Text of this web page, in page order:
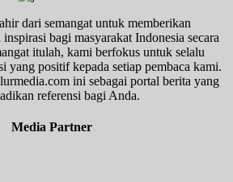
dari semangat untuk memberikan
bagi masyarakat Indonesia secara
itulah, kami berfokus untuk selalu
yang positif kepada setiap pembaca kami.
ini sebagai portal berita yang
referensi bagi Anda.
Media Partner